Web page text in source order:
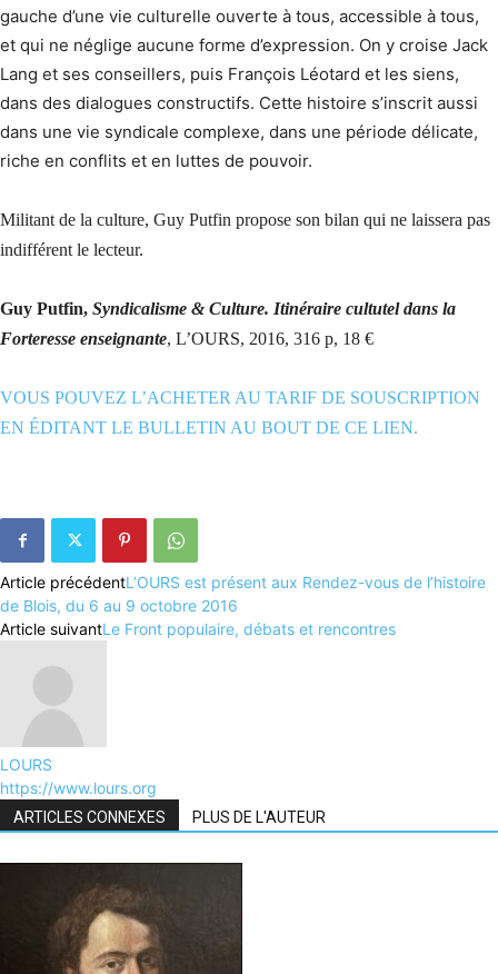
gauche d’une vie culturelle ouverte à tous, accessible à tous,
et qui ne néglige aucune forme d’expression. On y croise Jack
Lang et ses conseillers, puis François Léotard et les siens,
dans des dialogues constructifs. Cette histoire s’inscrit aussi
dans une vie syndicale complexe, dans une période délicate,
riche en conflits et en luttes de pouvoir.
Militant de la culture, Guy Putfin propose son bilan qui ne laissera pas
indifférent le lecteur.
Guy Putfin, Syndicalisme & Culture. Itinéraire cultutel dans la
Forteresse enseignante, L’OURS, 2016, 316 p, 18 €
VOUS POUVEZ L’ACHETER AU TARIF DE SOUSCRIPTION
EN ÉDITANT LE BULLETIN AU BOUT DE CE LIEN.
Article précédentL’OURS est présent aux Rendez-vous de l’histoire
de Blois, du 6 au 9 octobre 2016
Article suivantLe Front populaire, débats et rencontres
LOURS
https://www.lours.org
ARTICLES CONNEXES PLUS DE L'AUTEUR